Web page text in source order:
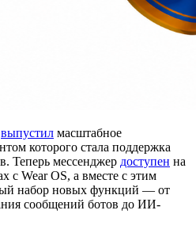
выпустил масштабное
которого стала поддержка
Теперь мессенджер доступен на
с Wear OS, а вместе с этим
набор новых функций — от
сообщений ботов до ИИ-